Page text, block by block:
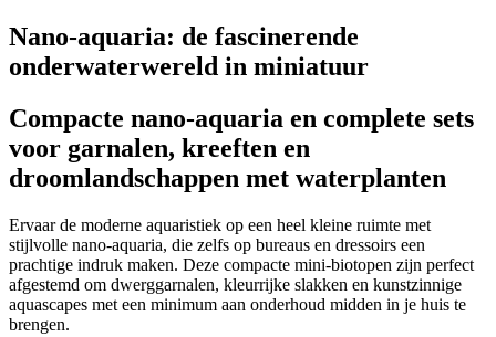
Nano-aquaria: de fascinerende
onderwaterwereld in miniatuur
Compacte nano-aquaria en complete sets
voor garnalen, kreeften en
droomlandschappen met waterplanten
Ervaar de moderne aquaristiek op een heel kleine ruimte met
stijlvolle nano-aquaria, die zelfs op bureaus en dressoirs een
prachtige indruk maken. Deze compacte mini-biotopen zijn perfect
afgestemd om dwerggarnalen, kleurrijke slakken en kunstzinnige
aquascapes met een minimum aan onderhoud midden in je huis te
brengen.